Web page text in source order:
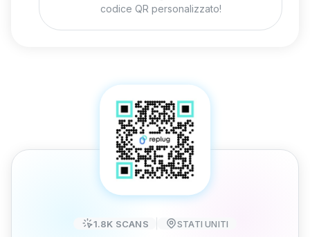
codice QR personalizzato!
1.8K SCANS STATI UNITI